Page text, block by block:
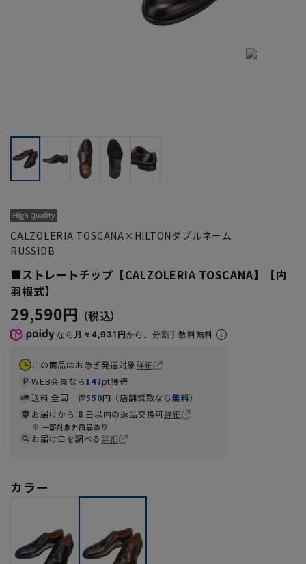
CALZOLERIA TOSCANA×HILTONダブルネーム
RUSSIDB
■ストレートチップ【CALZOLERIA TOSCANA】【内
羽根式】
29,590円
なら 月々4,931円から。分割手数料無料
この商品はお急ぎ発送対象詳細
WEB会員なら147pt獲得
送料 全国一律550円（店舗受取なら無料）
お届けから 8 日以内の返品交換可詳細
一部対象外商品あり
お届け日を調べる詳細
カラー